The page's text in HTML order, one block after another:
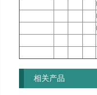
相关产品